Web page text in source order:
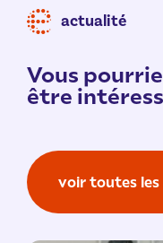
actualité
Vous
être
voir toutes les